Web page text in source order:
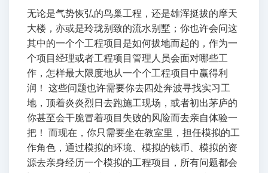
无论是气势恢弘的鸟巢工程，还是雄浑挺拔的摩天
大楼，亦或是玲珑别致的流水别墅；你也许会问这
其中的一个个工程项目是如何拔地而起的，作为一
个项目经理或者工程项目管理人员会面对哪些工
作，怎样最大限度地从一个个工程项目中赢得利
润！ 这些问题也许需要你去四处奔波寻找实习工
地，顶着炎炎烈日去跑施工现场，或者初出茅庐的
你甚至会干脆冒着项目失败的风险而去亲自体验一
把！ 而现在，你只需要坐在教室里，担任模拟的工
作角色，通过模拟的环境、模拟的钱币、模拟的资
源去亲身经历一个模拟的工程项目，所有问题都会